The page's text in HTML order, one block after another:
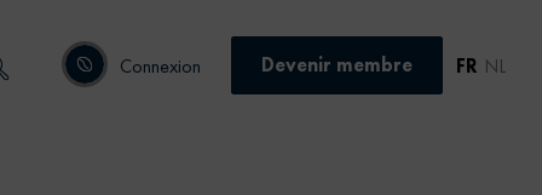
Connexion Devenir membre FR NL